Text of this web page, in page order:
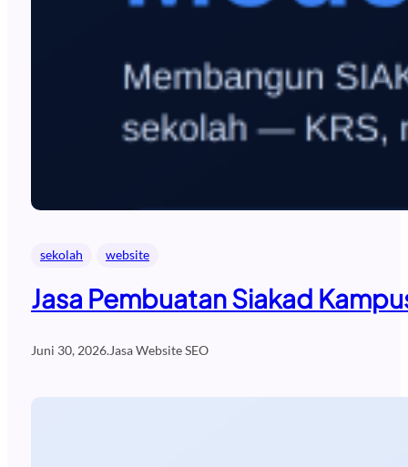
sekolah website
Jasa Pembuatan Siakad
Juni 30, 2026.Jasa Website SEO